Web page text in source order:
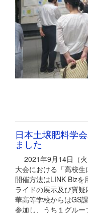
日本土壌肥料学
ました
2021年9月14日（火
大会における「高校生
開催方法はLINK Bizを
ライドの展示及び質
華高等学校からはGS
参加し、うち１グルー